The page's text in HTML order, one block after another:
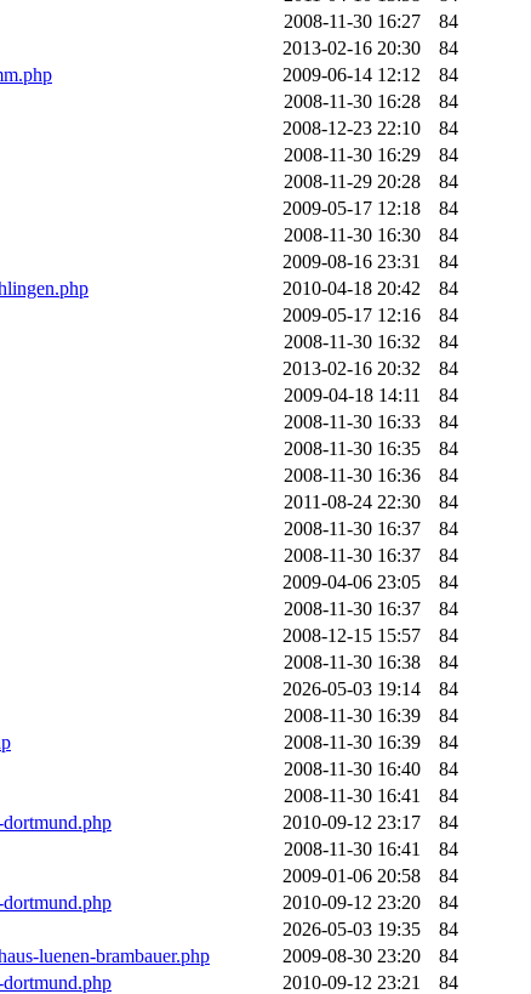
2008-11-30 16:27
84
2013-02-16 20:30
84
2009-06-14 12:12
84
2008-11-30 16:28
84
2008-12-23 22:10
84
2008-11-30 16:29
84
2008-11-29 20:28
84
2009-05-17 12:18
84
2008-11-30 16:30
84
2009-08-16 23:31
84
2010-04-18 20:42
84
2009-05-17 12:16
84
2008-11-30 16:32
84
2013-02-16 20:32
84
2009-04-18 14:11
84
2008-11-30 16:33
84
2008-11-30 16:35
84
2008-11-30 16:36
84
2011-08-24 22:30
84
2008-11-30 16:37
84
2008-11-30 16:37
84
2009-04-06 23:05
84
2008-11-30 16:37
84
2008-12-15 15:57
84
2008-11-30 16:38
84
2026-05-03 19:14
84
2008-11-30 16:39
84
2008-11-30 16:39
84
2008-11-30 16:40
84
2008-11-30 16:41
84
2010-09-12 23:17
84
2008-11-30 16:41
84
2009-01-06 20:58
84
2010-09-12 23:20
84
2026-05-03 19:35
84
luenen-brambauer.php
2009-08-30 23:20
84
2010-09-12 23:21
84